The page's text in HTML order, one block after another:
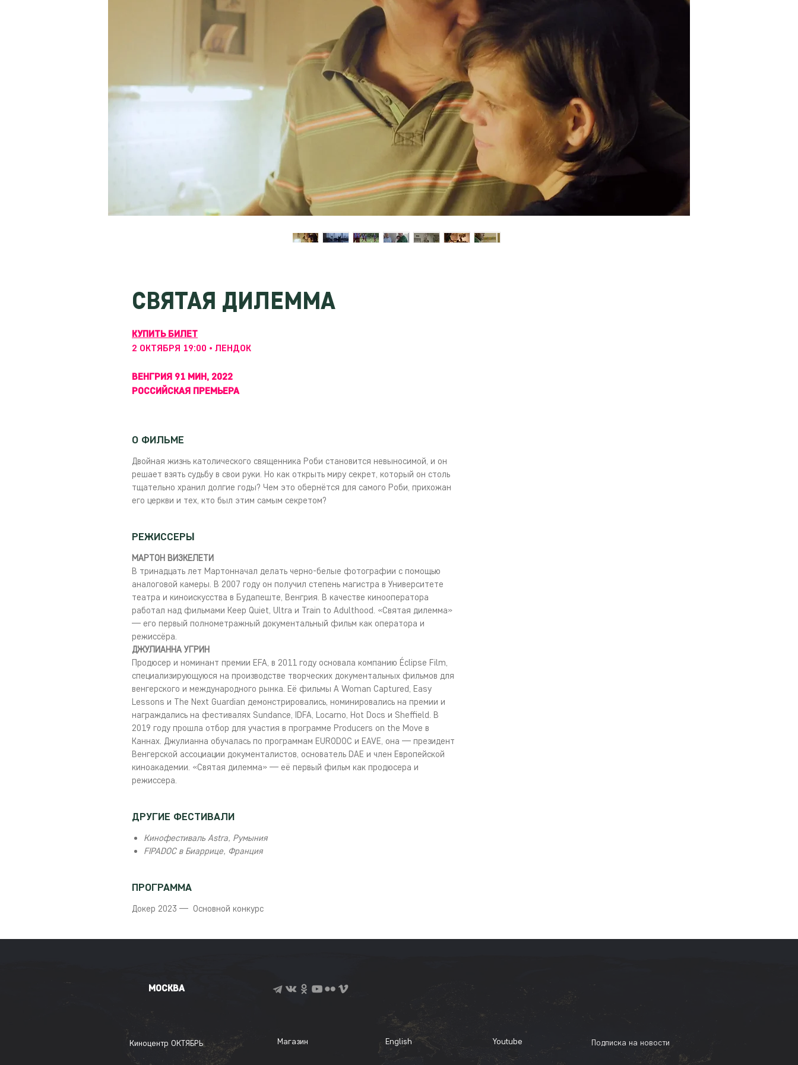
СВЯТАЯ ДИЛЕММА
КУПИТЬ БИЛЕТ
2 ОКТЯБРЯ 19:00 • ЛЕНДОК
ВЕНГРИЯ 91 МИН, 2022
РОССИЙСКАЯ ПРЕМЬЕРА
О ФИЛЬМЕ
Двойная жизнь католического священника Роби становится невыносимой, и он
решает взять судьбу в свои руки. Но как открыть миру секрет, который он столь
тщательно хранил долгие годы? Чем это обернётся для самого Роби, прихожан
его церкви и тех, кто был этим самым секретом?
РЕЖИССЕРЫ
МАРТОН ВИЗКЕЛЕТИ
В тринадцать лет Мартонначал делать черно-белые фотографии с помощью
аналоговой камеры. В 2007 году он получил степень магистра в Университете
театра и киноискусства в Будапеште, Венгрия. В качестве кинооператора
работал над фильмами Keep Quiet, Ultra и Train to Adulthood. «Святая дилемма»
— его первый полнометражный документальный фильм как оператора и
режиссёра.
ДЖУЛИАННА УГРИН
Продюсер и номинант премии EFA, в 2011 году основала компанию Éclipse Film,
специализирующуюся на производстве творческих документальных фильмов для
венгерского и международного рынка. Её фильмы A Woman Captured, Easy
Lessons и The Next Guardian демонстрировались, номинировались на премии и
награждались на фестивалях Sundance, IDFA, Locarno, Hot Docs и Sheffield. В
2019 году прошла отбор для участия в программе Producers on the Move в
Каннах. Джулианна обучалась по программам EURODOC и EAVE, она — президент
Венгерской ассоциации документалистов, основатель DAE и член Европейской
киноакадемии. «Святая дилемма» — её первый фильм как продюсера и
режиссера.
ДРУГИЕ ФЕСТИВАЛИ
Кинофестиваль Astra, Румыния
FIPADOC в Биаррице, Франция
ПРОГРАММА
Докер 2023 — Основной конкурс
МОСКВА
Киноцентр ОКТЯБРЬ Магазин English Youtube Подписка на новости